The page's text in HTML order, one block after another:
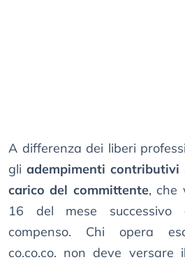
A differenza dei liberi
gli adempimenti contributivi
carico del committente, che
16 del mese successivo
compenso. Chi opera
co.co.co. non deve versare